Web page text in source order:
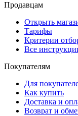
Продавцам
Открыть
Тарифы
Критерии
Все
Покупателям
Для
Как купить
Доставка и
Возврат и